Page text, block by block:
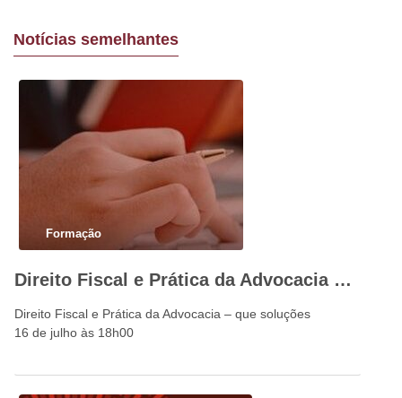
Notícias semelhantes
Formação
Direito Fiscal e Prática da Advocacia – que soluções
Direito Fiscal e Prática da Advocacia – que soluções
16 de julho às 18h00